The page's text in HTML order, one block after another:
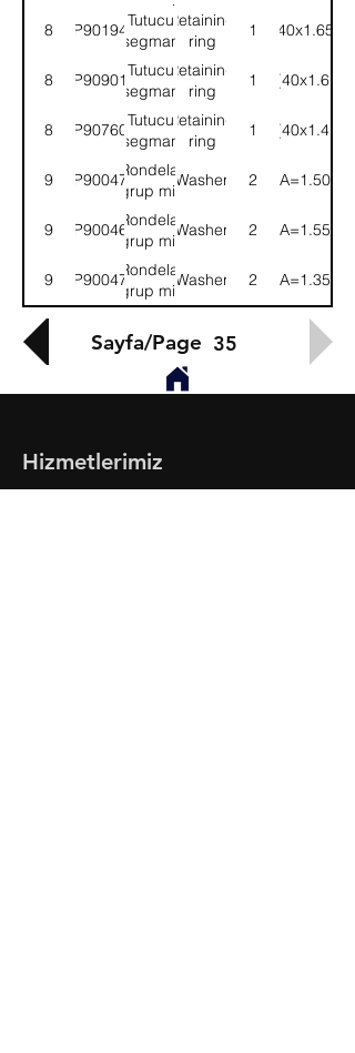
grup mili
8 9P901945
Tutucu
segman
Retaining
ring
1 (40x1.65)
8 9P909018
Tutucu
segman
Retaining
ring
1 (40x1.6)
8 9P907600
Tutucu
segman
Retaining
ring
1 (40x1.4)
9 9P900470
Rondela,
grup mili
Washer 2 (A=1.50)
9 9P900469
Rondela,
grup mili
Washer 2 (A=1.55)
9 9P900473
Rondela,
grup mili
Washer 2 (A=1.35)
Sayfa/Page 35
Hizmetlerimiz